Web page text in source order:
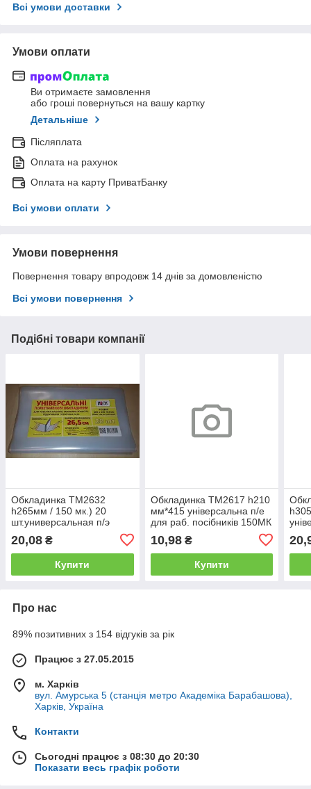
Всі умови доставки
Умови оплати
Ви отримаєте замовлення
або гроші повернуться на вашу картку
Детальніше
Післяплата
Оплата на рахунок
Оплата на карту ПриватБанку
Всі умови оплати
Умови повернення
Повернення товару впродовж 14 днів за домовленістю
Всі умови повернення
Подібні товари компанії
Обкладинка ТМ2632
h265мм / 150 мк.) 20
шт.универсальная п/э
атласів, к.карт, журналів та
канц регулир.
20,08 ₴
Купити
Обкладинка ТМ2617 h210
мм*415 універсальна п/е
для раб. посібників 150МК
10,98₴
Купити
Про нас
89% позитивних з 154 відгуків за рік
Працює з 27.05.2015
м. Харків
вул. Амурська 5 (станція метро Академіка Барабашова),
Харків, Україна
Контакти
Сьогодні працює з 08:30 до 20:30
Показати весь графік роботи